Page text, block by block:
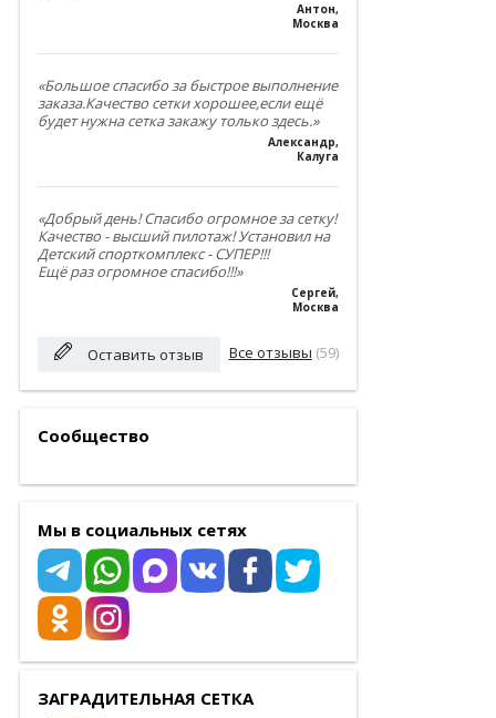
Антон,
Москва
«Большое спасибо за быстрое выполнение
заказа.Качество сетки хорошее,если ещё
будет нужна сетка закажу только здесь.»
Александр,
Калуга
«Добрый день! Спасибо огромное за сетку!
Качество - высший пилотаж! Установил на
Детский спорткомплекс - СУПЕР!!!
Ещё раз огромное спасибо!!!»
Сергей,
Москва
Оставить отзыв Все отзывы (59)
Сообщество
Мы в социальных сетях
ЗАГРАДИТЕЛЬНАЯ СЕТКА